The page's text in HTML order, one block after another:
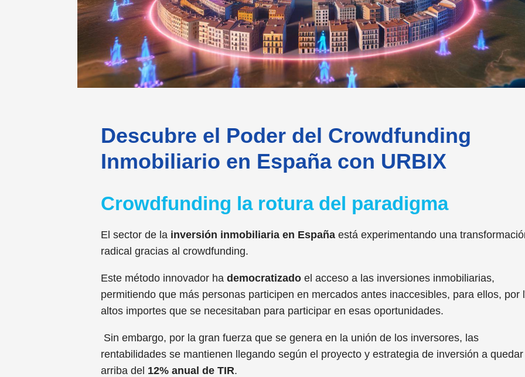
Descubre el Poder del Crowdfunding
Inmobiliario en España con URBIX
Crowdfunding la rotura del paradigma
El sector de la inversión inmobiliaria en España está experimentando una
radical gracias al crowdfunding.
Este método innovador ha democratizado el acceso a las inversiones inmobiliarias,
permitiendo que más personas participen en mercados antes inaccesibles, para ellos, por
altos importes que se necesitaban para participar en esas oportunidades.
Sin embargo, por la gran fuerza que se genera en la unión de los inversores, las
rentabilidades se mantienen llegando según el proyecto y estrategia de inversión a
arriba del 12% anual de TIR.